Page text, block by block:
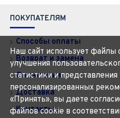
ПОКУПАТЕЛЯМ
Способы оплаты
Возврат и замена
О компании
Доставка
Контакты
Наш сайт использует файлы
улучшения
статистики и представления
персонализированных
«Принять», вы даете
файлов cookie в